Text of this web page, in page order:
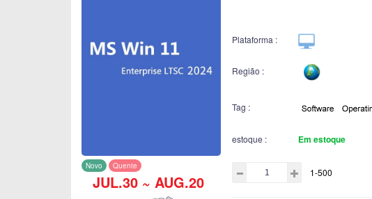
JUL.30 ~ AUG.20
Novo Quente
Plataforma :
Região :
Tag :
estoque : Em estoque
1-500